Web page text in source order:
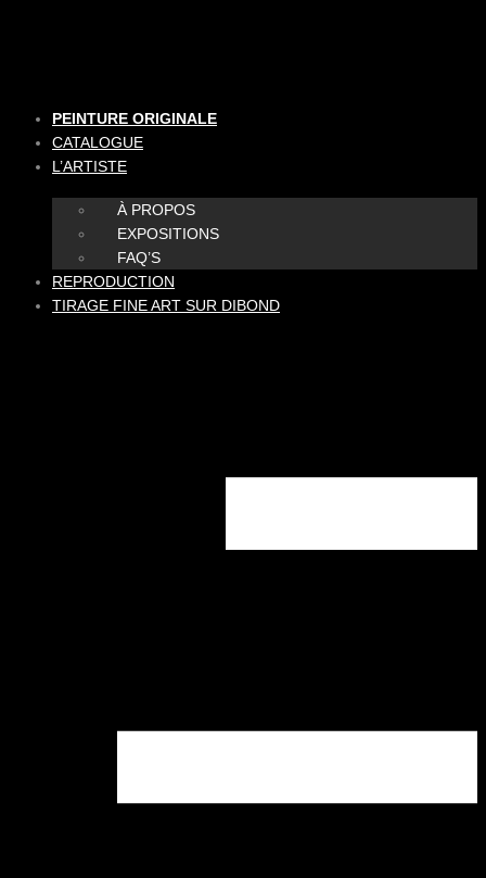
PEINTURE ORIGINALE
CATALOGUE
L’ARTISTE
À PROPOS
EXPOSITIONS
FAQ’S
REPRODUCTION
TIRAGE FINE ART SUR DIBOND